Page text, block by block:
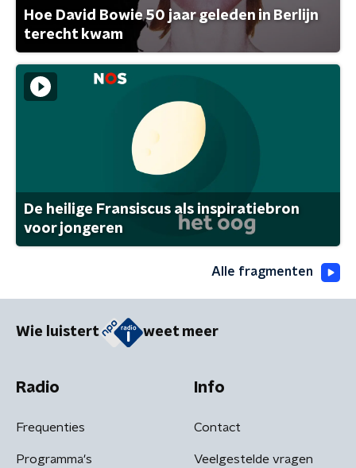
Hoe David Bowie 50 jaar geleden in Berlijn
terecht kwam
De heilige Fransiscus als inspiratiebron
voor jongeren
Alle fragmenten
Wie luistert weet meer
Radio
Frequenties
Programma's
Info
Contact
Veelgestelde vragen